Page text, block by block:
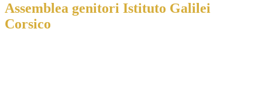
Assemblea genitori Istituto Galilei
Corsico